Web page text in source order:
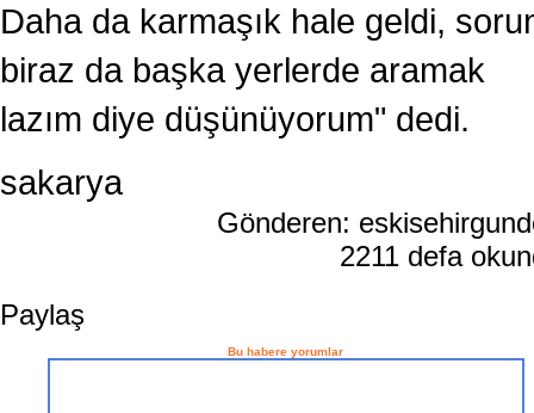
Daha da karmaşık hale geldi,
biraz da başka yerlerde aramak
lazım diye düşünüyorum" dedi.
sakarya
Gönderen:
2211 defa
Paylaş
Bu habere yorumlar